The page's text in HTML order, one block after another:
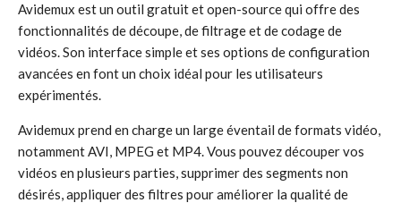
Avidemux est un outil gratuit et open-source qui offre des
fonctionnalités de découpe, de filtrage et de codage de
vidéos. Son interface simple et ses options de configuration
avancées en font un choix idéal pour les utilisateurs
expérimentés.
Avidemux prend en charge un large éventail de formats vidéo,
notamment AVI, MPEG et MP4. Vous pouvez découper vos
vidéos en plusieurs parties, supprimer des segments non
désirés, appliquer des filtres pour améliorer la qualité de